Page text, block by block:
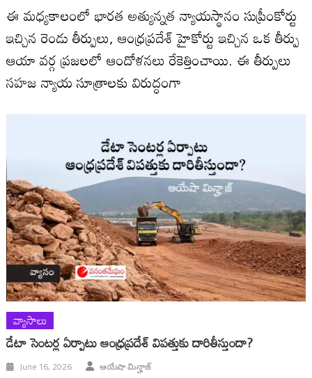
ఈ మధ్యకాలంలో భారత అత్యున్నత న్యాయస్థానం సుప్రీంకోర్టు
ఇచ్చిన రెండు తీర్పులు, ఆంధ్రప్రదేశ్ హైకోర్టు ఇచ్చిన ఒక తీర్పు
ఆయా వర్గ ప్రజలలో ఆందోళనలు రేకెత్తించాయి. ఈ తీర్పులు
సహజ న్యాయ సూత్రాలకు విరుద్ధంగా
వ్యాసాలు
డేటా సెంటర్ల ఏర్పాటు ఆంధ్రప్రదేశ్ విపత్తుకు దారితీస్తుందా?
June 16, 2026 ఆయేషా మిన్హాజ్